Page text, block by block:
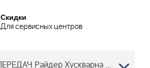
Скидки
Для сервисных центров
12 КОРОБКА ПЕРЕДАЧ Райдер Хускварна R316 T 967291601, 2015